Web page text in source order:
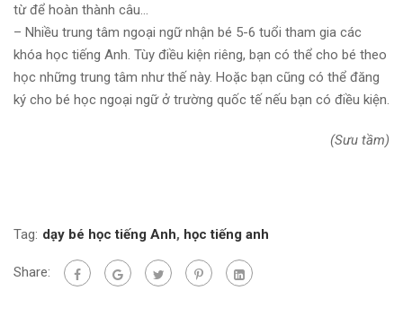
từ để hoàn thành câu…
– Nhiều trung tâm ngoại ngữ nhận bé 5-6 tuổi tham gia các
khóa học tiếng Anh. Tùy điều kiện riêng, bạn có thể cho bé theo
học những trung tâm như thế này. Hoặc bạn cũng có thể đăng
ký cho bé học ngoại ngữ ở trường quốc tế nếu bạn có điều kiện.
(Sưu tầm)
Tag: dạy bé học tiếng Anh, học tiếng anh
Share: